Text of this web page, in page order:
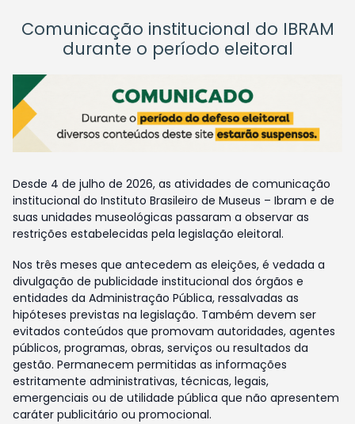
Comunicação institucional do IBRAM
durante o período eleitoral
Desde 4 de julho de 2026, as atividades de comunicação
institucional do Instituto Brasileiro de Museus – Ibram e de
suas unidades museológicas passaram a observar as
restrições estabelecidas pela legislação eleitoral.
Nos três meses que antecedem as eleições, é vedada a
divulgação de publicidade institucional dos órgãos e
entidades da Administração Pública, ressalvadas as
hipóteses previstas na legislação. Também devem ser
evitados conteúdos que promovam autoridades, agentes
públicos, programas, obras, serviços ou resultados da
gestão. Permanecem permitidas as informações
estritamente administrativas, técnicas, legais,
emergenciais ou de utilidade pública que não apresentem
caráter publicitário ou promocional.